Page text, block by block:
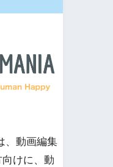
、動画編集
けに、動